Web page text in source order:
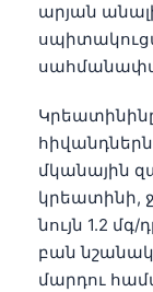
արյան
մկանային
կրեատինի,
նույն 1.2
բան
մարդու